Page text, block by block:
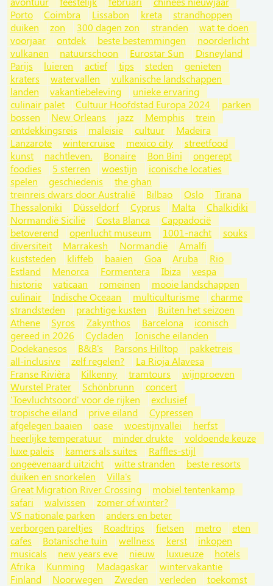
Porto
Coimbra Lissabon kreta
strandhoppen
duiken
zon 300 dagen zon stranden
wat te doen
voorjaar
ontdek beste bestemmingen
noorderlicht
vulkanen
natuurschoon Eurostar Sun
Disneyland
Parijs
luieren actief tips steden
genieten
kraters
watervallen
vulkanische landschappen
landen
vakantiebeleving
unieke ervaring
culinair palet
Cultuur Hoofdstad Europa 2024
parken
bossen
New Orleans jazz Memphis
trein
ontdekkingsreis
maleisie cultuur
Madeira
Lanzarote
wintercruise mexico city
streetfood
kunst
nachtleven. Bonaire Bon Bini
ongerept
foodies
5 sterren woestijn
iconische locaties
spelen
geschiedenis
the ghan
treinreis dwars door Australië
Bilbao Oslo
Tirana
Thessaloniki
Düsseldorf Cyprus Malta
Chalkidiki
Normandië Sicilië
Costa Blanca
Cappadocië
betoverend
openlucht museum 1001-nacht
souks
diversiteit
Marrakesh Normandië
Amalfi
kuststeden
kliffeb baaien Goa Aruba
Rio
Estland
Menorca Formentera Ibiza
vespa
historie
vaticaan romeinen
mooie landschappen
culinair
Indische Oceaan multiculturisme
charme
strandsteden
prachtige kusten
Buiten het seizoen
Athene
Syros Zakynthos Barcelona
iconisch
gereed in 2026
Cycladen
Ionische eilanden
Dodekanesos
B&B's Parsons Hilltop
pakketreis
all-inclusive
zelf regelen?
La Rioja Alavesa
Franse Rivièra
Kilkenny tramtours
wijnproeven
Wurstel Prater
Schönbrunn
concert
'Toevluchtsoord' voor de rijken
exclusief
tropische eiland
prive eiland
Cypressen
afgelegen baaien
oase woestijnvallei
herfst
heerlijke temperatuur
minder drukte
voldoende keuze
luxe paleis
kamers als suites
Raffles-stijl
ongeëvenaard uitzicht
witte stranden
beste resorts
duiken en snorkelen
Villa's
Great Migration River Crossing
mobiel tentenkamp
safari
walvissen
zomer of winter?
VS nationale parken
anders en beter
verborgen pareltjes
Roadtrips fietsen metro
eten
cafes
Botanische tuin wellness kerst
inkopen
musicals
new years eve nieuw luxueuze
hotels
Afrika
Kunming Madagaskar
wintervakantie
Finland
Noorwegen Zweden verleden
toekomst